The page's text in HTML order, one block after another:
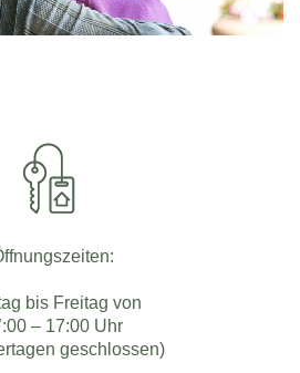
bis Freitag von
– 17:00 Uhr
geschlossen)